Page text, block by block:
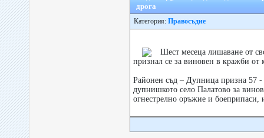
дрога
Категория: Правосъдие
Шест месеца лишаване от
признал се за виновен в кражби от
Районен съд – Дупница призна 57
дупнишкото село Палатово за
огнестрелно оръжие и боеприпаси,